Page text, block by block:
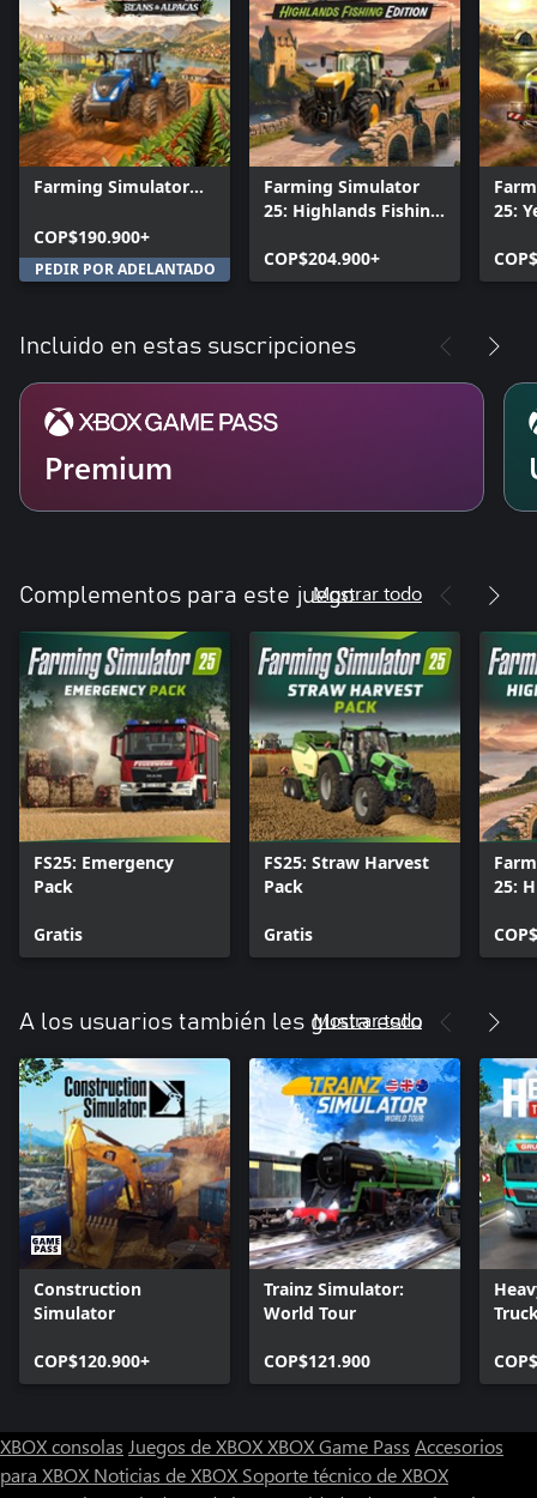
Farming Simulator
Edition
COP$190.900+
PEDIR POR ADELANTADO
Farming Simulator
25: Highlands Fishing
COP$204.900+
25:
Incluido en estas suscripciones
Premium
Complementos para este juegoMostrar todo
FS25: Emergency
Pack
Gratis
FS25: Straw Harvest
Pack
Gratis
25:
A los usuarios también les gusta esto
Mostrar todo
Construction
Simulator
COP$120.900+
Trainz Simulator:
World Tour
COP$121.900
XBOX consolas Juegos de XBOXXBOX Game Pass Accesorios
para XBOX Noticias de XBOX Soporte técnico de XBOX